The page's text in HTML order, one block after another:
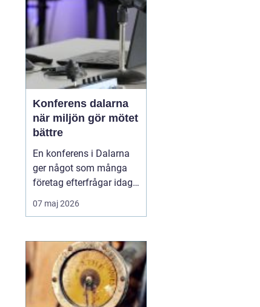
Konferens dalarna
när miljön gör mötet
bättre
En konferens i Dalarna
ger något som många
företag efterfrågar idag:
fokus, lugn och
upplevelser som faktiskt
varandra.
Kombinationen av
levande kultur, starka
traditioner och
storslagen natur skapar
07 maj 2026